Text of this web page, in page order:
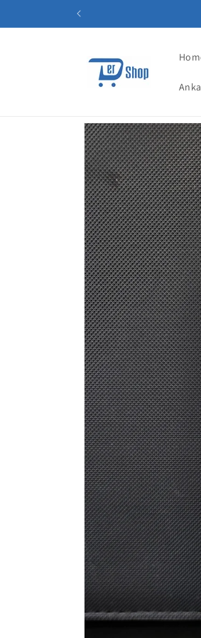
Inhalt
Zu
Produktinformationen
springen